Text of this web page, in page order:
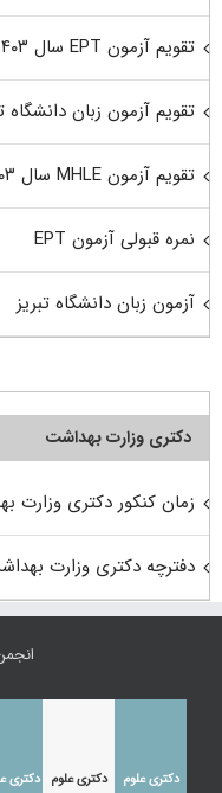
تقویم آزمون EPT سال ۱۴۰۳
تقویم آزمون زبان دانشگاه
تقویم آزمون MHLE سال ۱۴۰۳
نمره قبولی آزمون EPT
آزمون زبان دانشگاه تبریز
دکتری وزارت بهداشت
زمان کنکور دکتری وزارت
دفترچه دکتری وزارت بهداشت
دکتری علوم دکتری علوم دکتری